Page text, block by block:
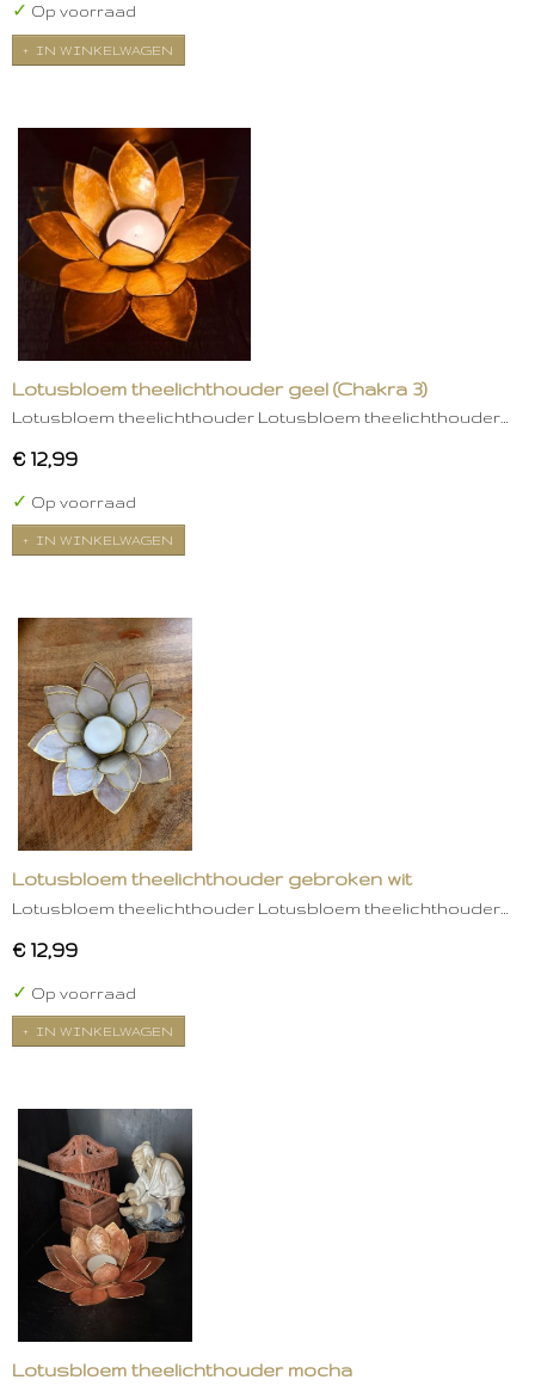
✓ Op voorraad
IN WINKELWAGEN
Lotusbloem theelichthouder geel (Chakra 3)
Lotusbloem theelichthouder Lotusbloem theelichthouder…
€ 12,99
✓ Op voorraad
IN WINKELWAGEN
Lotusbloem theelichthouder gebroken wit
Lotusbloem theelichthouder Lotusbloem theelichthouder…
€ 12,99
✓ Op voorraad
IN WINKELWAGEN
Lotusbloem theelichthouder mocha